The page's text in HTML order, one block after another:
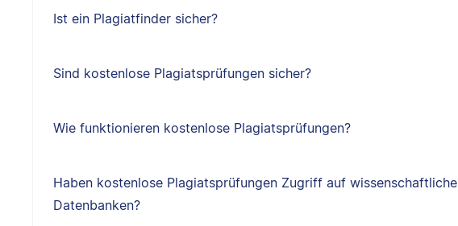
Ist ein Plagiatfinder sicher?
Sind kostenlose Plagiatsprüfungen sicher?
Wie funktionieren kostenlose Plagiatsprüfungen?
Haben kostenlose Plagiatsprüfungen Zugriff auf wissenschaftliche
Datenbanken?